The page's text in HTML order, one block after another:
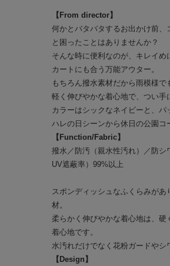
【From director】
何かとバタバタするお出かけ前、
と困ったことはありませんか？
そんな時に便利なのが、キレイ
カートにも合う万能アウター。
もちろん撥水素材だから雨模様で
軽く伸びやかな着心地で、つい手
カラーはシックなネイビーと、パ
ハレの日シーンから休日の公園コ
【Function/Fabric】
撥水／防汚（親水性汚れ）／防シ
UV遮蔽率）99%以上
スポンディッシュなふくらみが
材。
柔らかく伸びやかな着心地は、
着心地です。
水汚れだけでなく花粉ガードやシ
【Design】